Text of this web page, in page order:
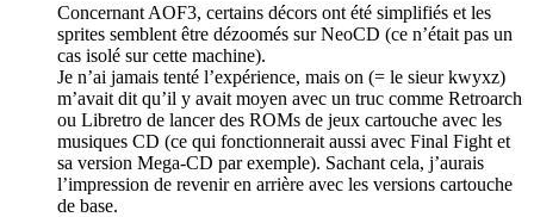
Concernant AOF3, certains décors ont été simplifiés et les
sprites semblent être dézoomés sur NeoCD (ce n’était pas un
cas isolé sur cette machine).
Je n’ai jamais tenté l’expérience, mais on (= le sieur kwyxz)
m’avait dit qu’il y avait moyen avec un truc comme Retroarch
ou Libretro de lancer des ROMs de jeux cartouche avec les
musiques CD (ce qui fonctionnerait aussi avec Final Fight et
sa version Mega-CD par exemple). Sachant cela, j’aurais
l’impression de revenir en arrière avec les versions cartouche
de base.